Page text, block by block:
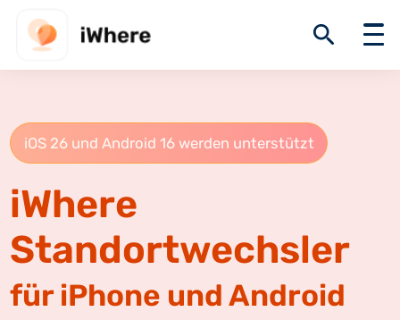
iOS 26 und Android 16 werden unterstützt
iWhere
Standortwechsler
für iPhone und Android